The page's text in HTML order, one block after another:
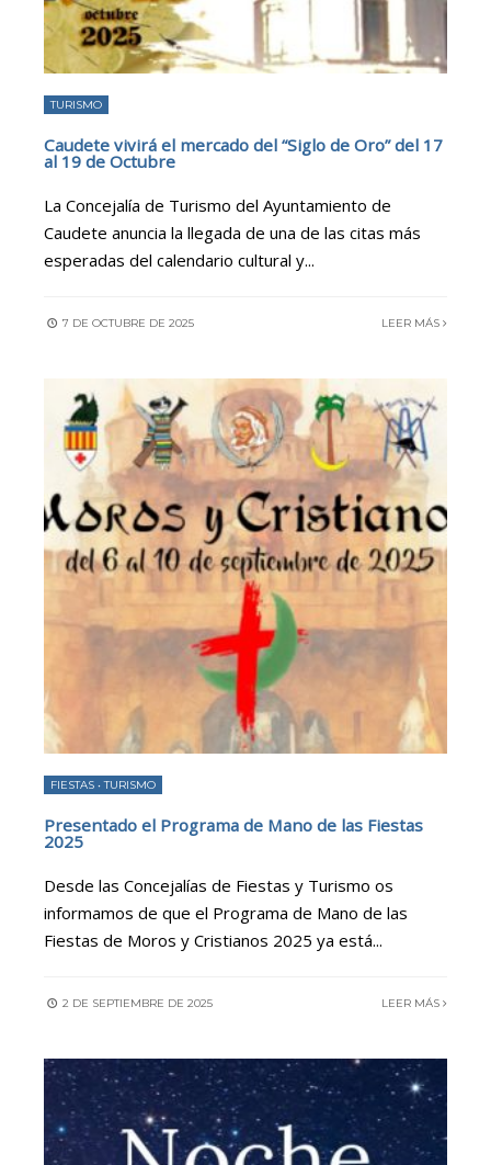
TURISMO
Caudete vivirá el mercado del “Siglo de Oro” del 17
al 19 de Octubre
La Concejalía de Turismo del Ayuntamiento de
Caudete anuncia la llegada de una de las citas más
esperadas del calendario cultural y...
7 DE OCTUBRE DE 2025 LEER MÁS
FIESTAS •TURISMO
Presentado el Programa de Mano de las Fiestas
2025
Desde las Concejalías de Fiestas y Turismo os
informamos de que el Programa de Mano de las
Fiestas de Moros y Cristianos 2025 ya está...
2 DE SEPTIEMBRE DE 2025 LEER MÁS